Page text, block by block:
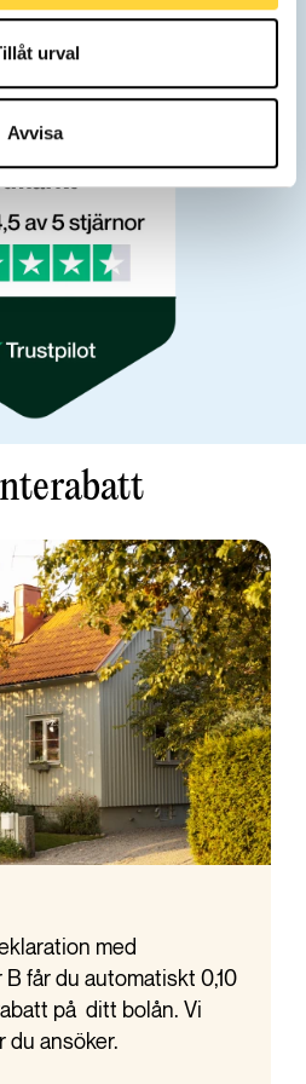
urval
Avvisa
historiska genomsnittsräntor
med
får du automatiskt 0,10
på ditt bolån. Vi
du ansöker.